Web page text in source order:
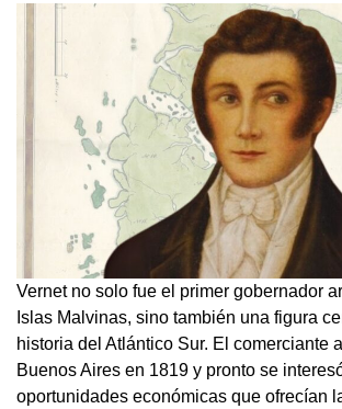
Vernet no solo fue el primer gobernador
Islas Malvinas, sino también una figura
historia del Atlántico Sur. El comerciante
Buenos Aires en 1819 y pronto se
oportunidades económicas que ofrecían